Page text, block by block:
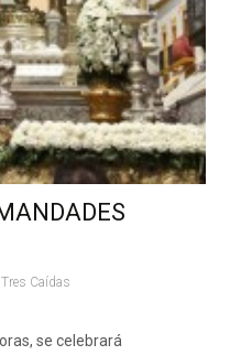
Tres Caídas
se celebrará